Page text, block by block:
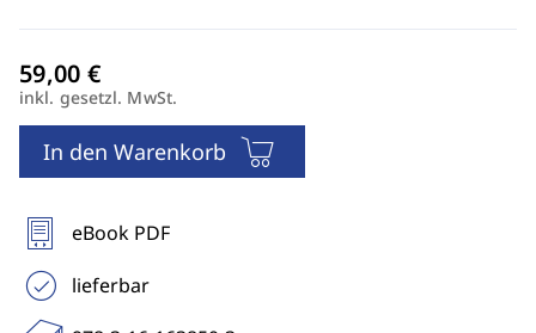
inkl. gesetzl. MwSt.
In den Warenkorb
eBook PDF
lieferbar